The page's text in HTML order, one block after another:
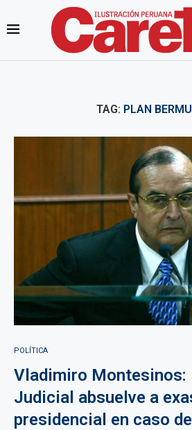
TAG: PLAN
POLÍTICA
Vladimiro Montesinos:
Judicial absuelve a
presidencial en caso